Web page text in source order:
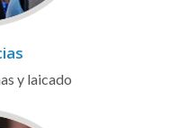
y laicado